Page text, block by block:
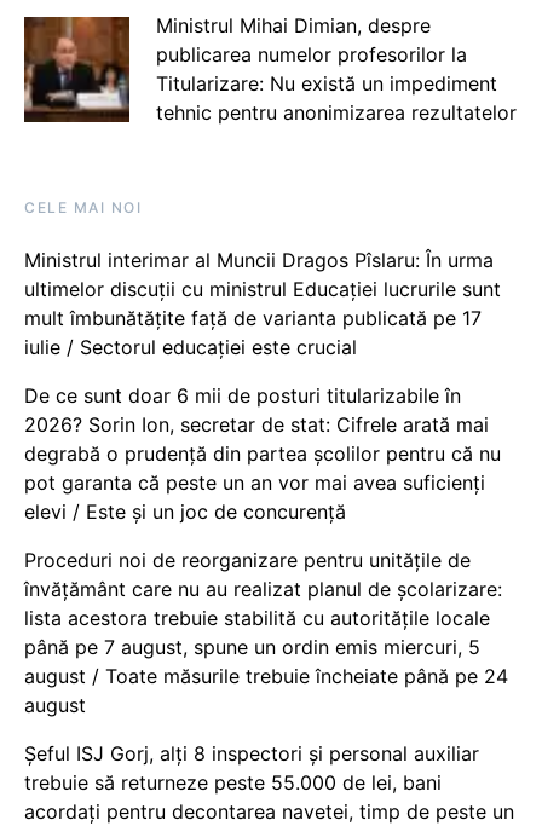
Ministrul Mihai Dimian, despre
publicarea numelor profesorilor la
Titularizare: Nu există un impediment
tehnic pentru anonimizarea rezultatelor
CELE MAI NOI
Ministrul interimar al Muncii Dragos Pîslaru: În urma
ultimelor discuții cu ministrul Educației lucrurile sunt
mult îmbunătățite față de varianta publicată pe 17
iulie / Sectorul educației este crucial
De ce sunt doar 6 mii de posturi titularizabile în
2026? Sorin Ion, secretar de stat: Cifrele arată mai
degrabă o prudență din partea școlilor pentru că nu
pot garanta că peste un an vor mai avea suficienți
elevi / Este și un joc de concurență
Proceduri noi de reorganizare pentru unitățile de
învățământ care nu au realizat planul de școlarizare:
lista acestora trebuie stabilită cu autoritățile locale
până pe 7 august, spune un ordin emis miercuri, 5
august / Toate măsurile trebuie încheiate până pe 24
august
Șeful ISJ Gorj, alți 8 inspectori și personal auxiliar
trebuie să returneze peste 55.000 de lei, bani
acordați pentru decontarea navetei, timp de peste un